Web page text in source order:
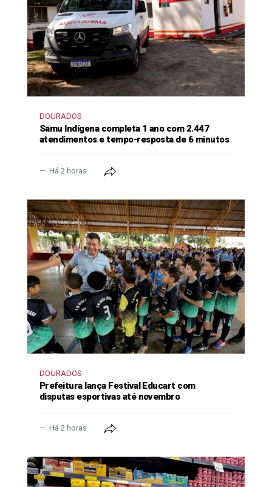
DOURADOS
Samu Indígena completa 1 ano com 2.447
atendimentos e tempo-resposta de 6 minutos
Há 2 horas
DOURADOS
Prefeitura lança Festival Educart com
disputas esportivas até novembro
Há 2 horas